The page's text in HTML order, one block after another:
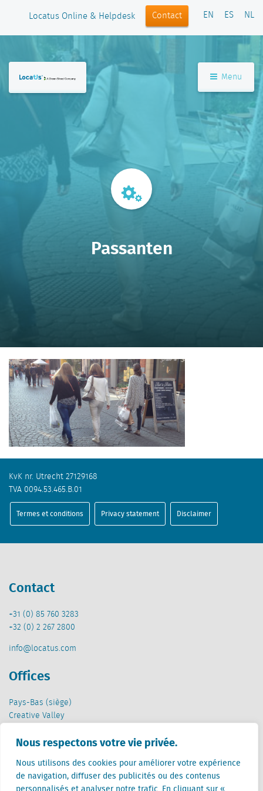
Nous respectons votre vie privée.
Nous utilisons des cookies pour améliorer votre expérience
de navigation, diffuser des publicités ou des contenus
personnalisés et analyser notre trafic. En cliquant sur «
Locatus Online & Helpdesk Contact EN ES NL
Menu
Passanten
KvK nr. Utrecht 27129168
TVA 0094.53.465.B.01
Termes et conditions Privacy statement Disclaimer
Contact
+31 (0) 85 760 3283
+32 (0) 2 267 2800
info@locatus.com
Offices
Pays-Bas (siège)
Creative Valley
3511 ED Utrecht
Belgique
Rue Cantersteen 47